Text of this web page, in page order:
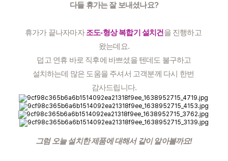
다들 휴가는 잘 보내셨나요?
휴가가 끝나자마자 조도-형상 복합기 설치건을 진행하고
왔는데요.
덥고 연휴 바로 직후에 바쁘셨을 텐데도 불구하고
설치하는데 많은 도움을 주셔서 고객분께 다시 한번
감사드립니다.
그럼 오늘 설치한 제품에 대해서 같이 알아볼까요!